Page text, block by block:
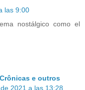
las 9:00
nostálgico como el
e outros
2021 a las 13:28